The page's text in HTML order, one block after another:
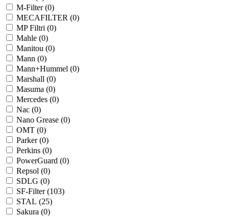
M-Filter (0)
MECAFILTER (0)
MP Filtri (0)
Mahle (0)
Manitou (0)
Mann (0)
Mann+Hummel (0)
Marshall (0)
Masuma (0)
Mercedes (0)
Nac (0)
Nano Grease (0)
OMT (0)
Parker (0)
Perkins (0)
PowerGuard (0)
Repsol (0)
SDLG (0)
SF-Filter (103)
STAL (25)
Sakura (0)